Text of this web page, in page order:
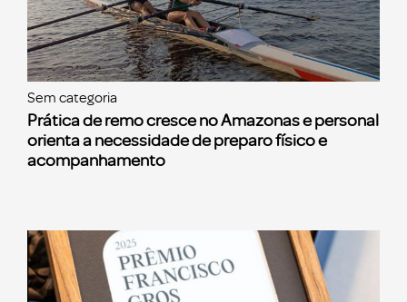
Sem categoria
Prática de remo cresce no Amazonas e personal
orienta a necessidade de preparo físico e
acompanhamento